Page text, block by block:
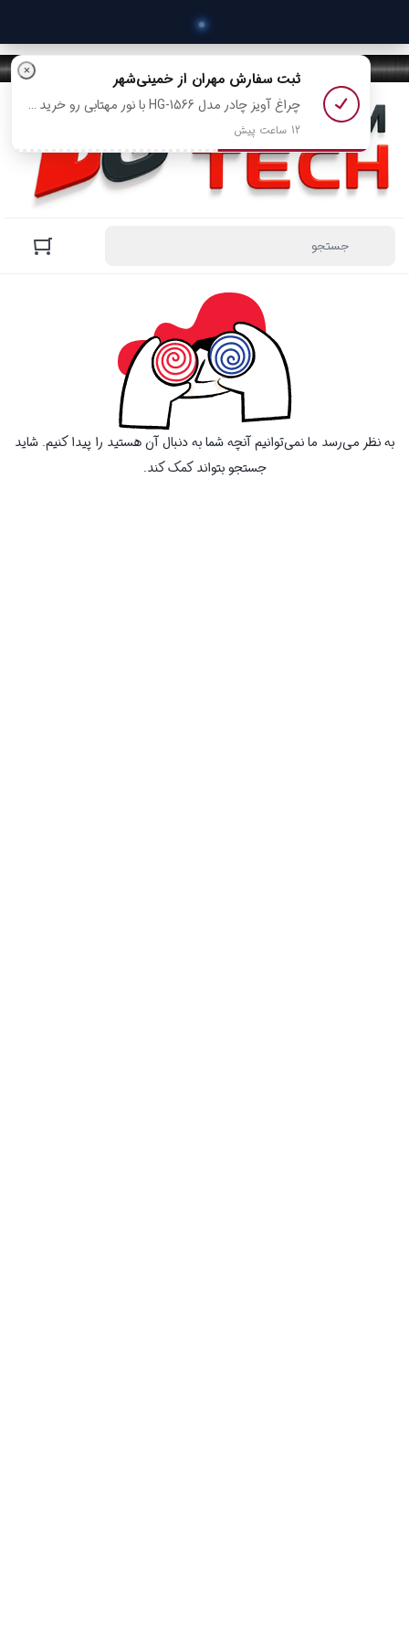
به نظر می‌رسد ما نمی‌توانیم آنچه شما به دنبال آن هستید را پیدا کنیم. شاید
جستجو بتواند کمک کند.
خری
× ثبت سفارش مهران از خمینی‌شهر
چراغ آویز چادر مدل HG-1566 با نور مهتابی رو خرید کرد
12 ساعت پیش